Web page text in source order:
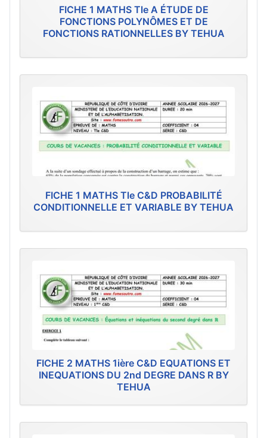
FICHE 1 MATHS Tle A ÉTUDE DE
FONCTIONS POLYNÔMES ET DE
FONCTIONS RATIONNELLES BY TEHUA
FICHE 1 MATHS Tle C&D PROBABILITÉ
CONDITIONNELLE ET VARIABLE BY TEHUA
FICHE 2 MATHS 1ière C&D EQUATIONS ET
INEQUATIONS DU 2nd DEGRE DANS R BY
TEHUA